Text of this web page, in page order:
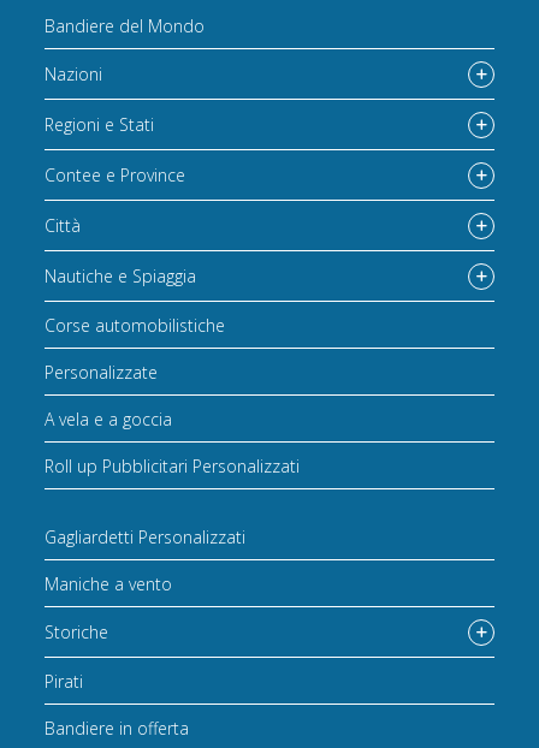
Bandiere del Mondo
Nazioni
Regioni e Stati
Contee e Province
Città
Nautiche e Spiaggia
Corse automobilistiche
Personalizzate
A vela e a goccia
Roll up Pubblicitari Personalizzati
Gagliardetti Personalizzati
Maniche a vento
Storiche
Pirati
Bandiere in offerta